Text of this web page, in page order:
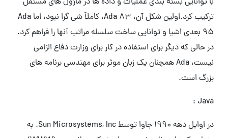
ترکیب کرد.اولین شکل آن، Ada 83، کاملاً شی گرا نبود، اما Ada
95 بعدی اشیا و توانایی ساخت سلسله مراتب آنها را فراهم کرد.
در حالی که دیگر برای استفاده در کار برای وزارت دفاع الزامی
نیست، Ada همچنان یک زبان موثر برای مهندسی برنامه های
بزرگ است.
Java :
در اوایل دهه 1990 جاوا توسط Sun Microsystems, Inc. به